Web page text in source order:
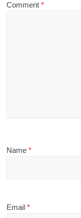
Comment*
Name*
Email*